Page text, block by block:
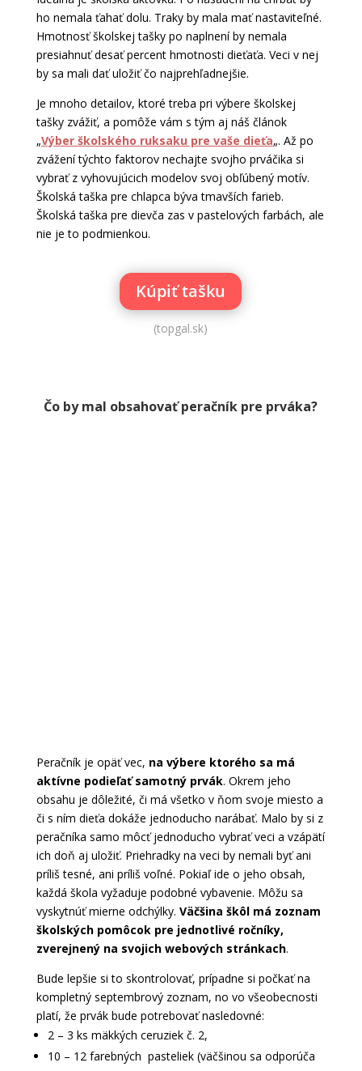
ho nemala ťahať dolu. Traky by mala mať nastaviteľné.
Hmotnosť školskej tašky po naplnení by nemala
presiahnuť desať percent hmotnosti dieťaťa. Veci v nej
by sa mali dať uložiť čo najprehľadnejšie.
Je mnoho detailov, ktoré treba pri výbere školskej
tašky zvážiť, a pomôže vám s tým aj náš článok
„Výber školského ruksaku pre vaše dieťa„. Až po
zvážení týchto faktorov nechajte svojho prváčika si
vybrať z vyhovujúcich modelov svoj obľúbený motív.
Školská taška pre chlapca býva tmavších farieb.
Školská taška pre dievča zas v pastelových farbách, ale
nie je to podmienkou.
Kúpiť tašku
(topgal.sk)
Čo by mal obsahovať peračník pre prváka?
Peračník je opäť vec, na výbere ktorého sa má
aktívne podieľať samotný prvák. Okrem jeho
obsahu je dôležité, či má všetko v ňom svoje miesto a
či s ním dieťa dokáže jednoducho narábať. Malo by si z
peračníka samo môcť jednoducho vybrať veci a vzápätí
ich doň aj uložiť. Priehradky na veci by nemali byť ani
príliš tesné, ani príliš voľné. Pokiaľ ide o jeho obsah,
každá škola vyžaduje podobné vybavenie. Môžu sa
vyskytnúť mierne odchýlky. Väčšina škôl má zoznam
školských pomôcok pre jednotlivé ročníky,
zverejnený na svojich webových stránkach.
Bude lepšie si to skontrolovať, prípadne si počkať na
kompletný septembrový zoznam, no vo všeobecnosti
platí, že prvák bude potrebovať nasledovné:
2 – 3 ks mäkkých ceruziek č. 2,
10 – 12 farebných pasteliek (väčšinou sa odporúča